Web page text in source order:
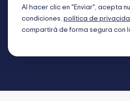
Al hacer clic en "Enviar", acepta
condiciones. política de
compartirá de forma segura con